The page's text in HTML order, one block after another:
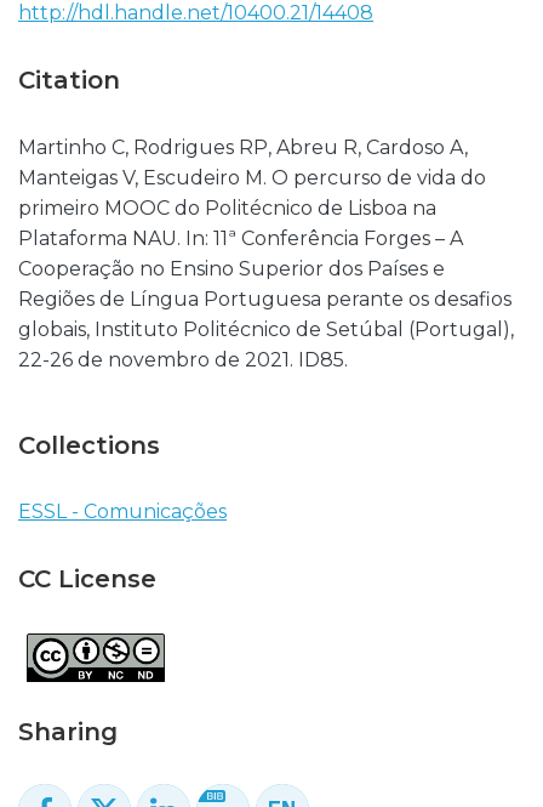
http://hdl.handle.net/10400.21/14408
Citation
Martinho C, Rodrigues RP, Abreu R, Cardoso A,
Manteigas V, Escudeiro M. O percurso de vida do
primeiro MOOC do Politécnico de Lisboa na
Plataforma NAU. In: 11ª Conferência Forges – A
Cooperação no Ensino Superior dos Países e
Regiões de Língua Portuguesa perante os desafios
globais, Instituto Politécnico de Setúbal (Portugal),
22-26 de novembro de 2021. ID85.
Collections
ESSL - Comunicações
CC License
Sharing